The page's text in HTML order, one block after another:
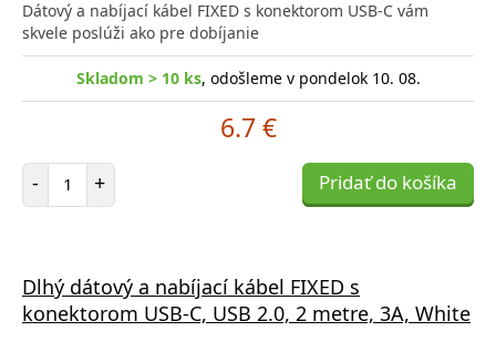
Dátový a nabíjací kábel FIXED s konektorom USB-C vám
skvele poslúži ako pre dobíjanie
Skladom > 10 ks, odošleme v pondelok 10. 08.
6.7 €
- Počet položiek
+ Pridať do košíka
Dlhý dátový a nabíjací kábel FIXED s
konektorom USB-C, USB 2.0, 2 metre, 3A, White